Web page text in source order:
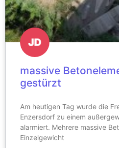
massive
gestürzt
Am heutigen Tag wurde die
Enzersdorf zu einem
alarmiert. Mehrere massive
Einzelgewicht